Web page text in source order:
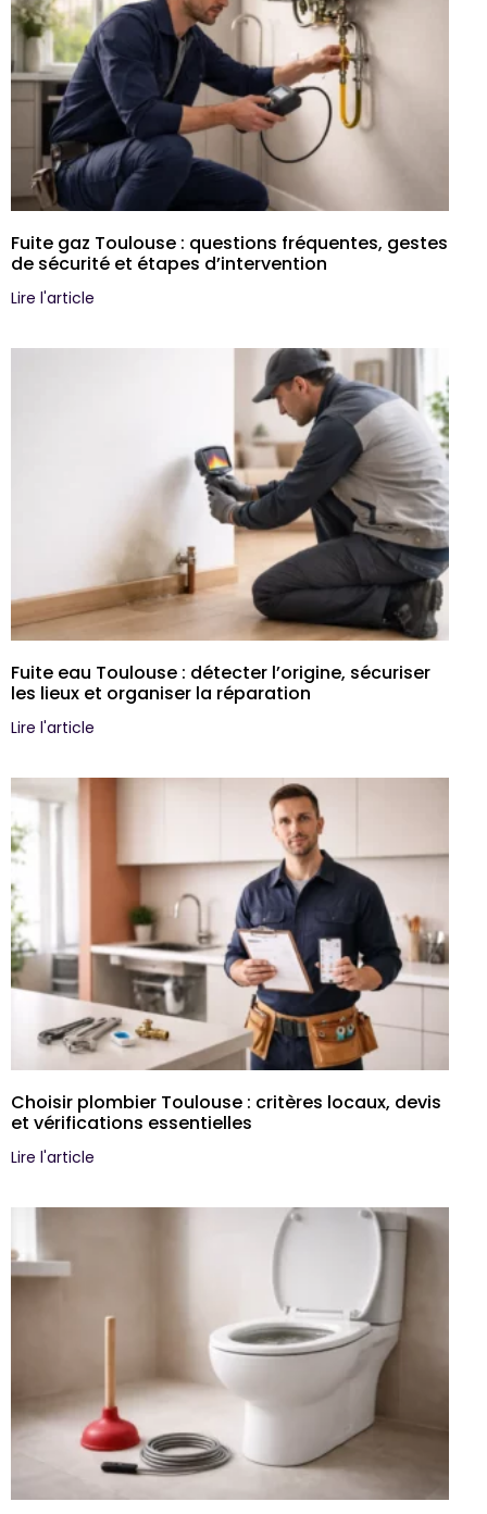
Fuite gaz Toulouse : questions fréquentes, gestes
de sécurité et étapes d’intervention
Lire l'article
Fuite eau Toulouse : détecter l’origine, sécuriser
les lieux et organiser la réparation
Lire l'article
Choisir plombier Toulouse : critères locaux, devis
et vérifications essentielles
Lire l'article